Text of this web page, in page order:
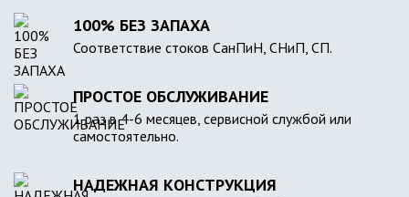
100% БЕЗ ЗАПАХА
Соответствие стоков СанПиН, СНиП, СП.
ПРОСТОЕ ОБСЛУЖИВАНИЕ
1 раз в 4-6 месяцев, сервисной службой или
самостоятельно.
НАДЕЖНАЯ КОНСТРУКЦИЯ